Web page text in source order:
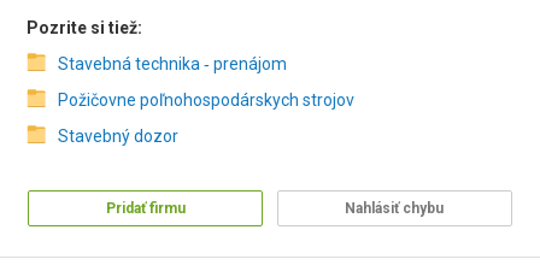
Pozrite si tiež:
Stavebná technika ‑ prenájom
Požičovne poľnohospodárskych strojov
Stavebný dozor
Pridať firmu Nahlásiť chybu